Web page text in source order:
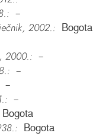
–
2002.: Bogota
2000.: –
–
–
–
Bogota
Bogota